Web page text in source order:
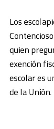
Los
quien
exención
escolar es
de la Unión.